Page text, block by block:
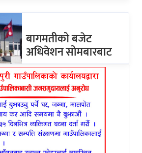
बागमतीको बजेट
अधिवेशन सोमबारबाट